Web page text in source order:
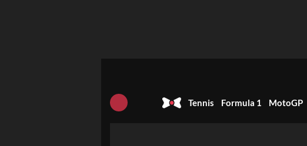
Tennis Formula 1 MotoGP